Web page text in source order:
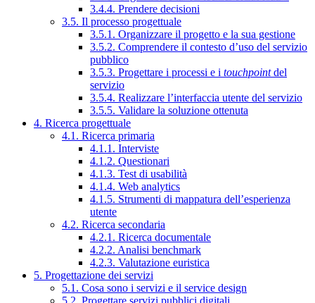
3.4.4. Prendere decisioni
3.5. Il processo progettuale
3.5.1. Organizzare il progetto e la sua gestione
3.5.2. Comprendere il contesto d’uso del servizio
pubblico
3.5.3. Progettare i processi e i touchpointdel
servizio
3.5.4. Realizzare l’interfaccia utente del servizio
3.5.5. Validare la soluzione ottenuta
4. Ricerca progettuale
4.1. Ricerca primaria
4.1.1. Interviste
4.1.2. Questionari
4.1.3. Test di usabilità
4.1.4. Web analytics
4.1.5. Strumenti di mappatura dell’esperienza
utente
4.2. Ricerca secondaria
4.2.1. Ricerca documentale
4.2.2. Analisi benchmark
4.2.3. Valutazione euristica
5. Progettazione dei servizi
5.1. Cosa sono i servizi e il service design
5.2. Progettare servizi pubblici digitali